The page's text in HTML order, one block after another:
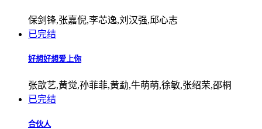
保剑锋,张嘉倪,李芯逸,刘汉强,邱心志
已完结
好想好想爱上你
张歆艺,黄觉,孙菲菲,黄勐,牛萌萌,徐敏,张绍荣,邵桐
已完结
合伙人